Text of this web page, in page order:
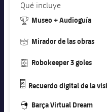
Qué incluye
#trophy
Museo + Audioguía
#stadium
Mirador de las obras
#pitch
Robokeeper 3 goles
#camera
Recuerdo digital de la
#vr
Barça Virtual Dream